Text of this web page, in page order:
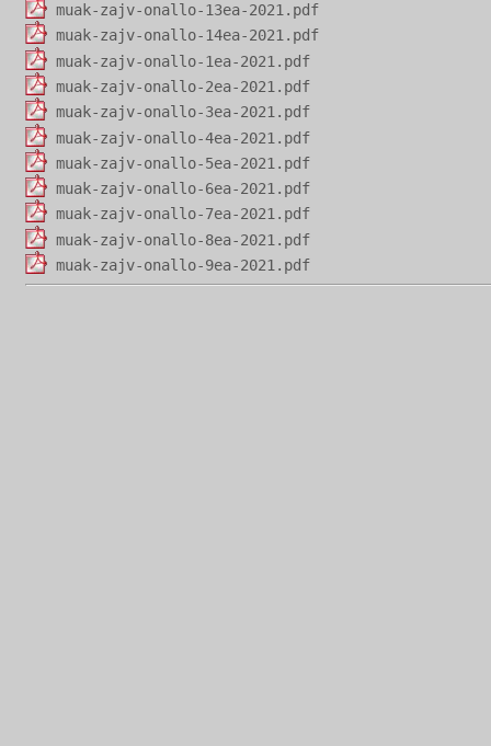
muak-zajv-onallo-13ea-2021.pdf
muak-zajv-onallo-14ea-2021.pdf
muak-zajv-onallo-1ea-2021.pdf
muak-zajv-onallo-2ea-2021.pdf
muak-zajv-onallo-3ea-2021.pdf
muak-zajv-onallo-4ea-2021.pdf
muak-zajv-onallo-5ea-2021.pdf
muak-zajv-onallo-6ea-2021.pdf
muak-zajv-onallo-7ea-2021.pdf
muak-zajv-onallo-8ea-2021.pdf
muak-zajv-onallo-9ea-2021.pdf